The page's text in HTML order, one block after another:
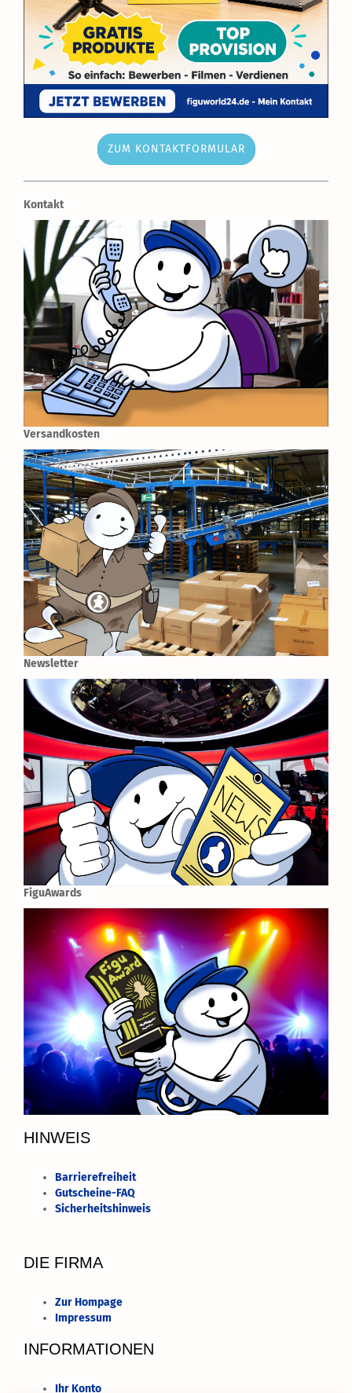
ZUM KONTAKTFORMULAR
Kontakt
Versandkosten
Newsletter
FiguAwards
HINWEIS
Barrierefreiheit
Gutscheine-FAQ
Sicherheitshinweis
DIE FIRMA
Zur Hompage
Impressum
INFORMATIONEN
Ihr Konto